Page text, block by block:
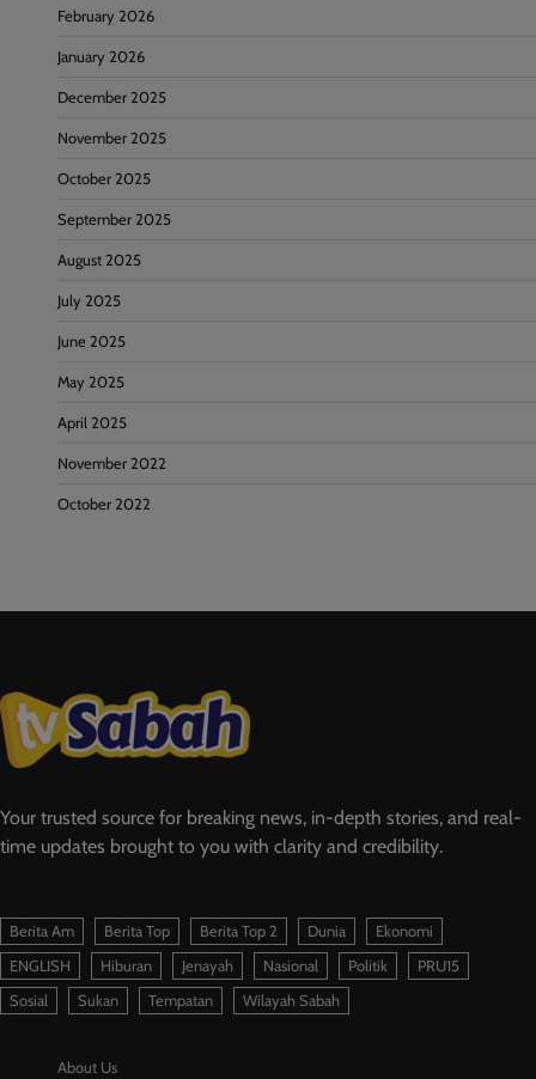
February 2026
January 2026
December 2025
November 2025
October 2025
September 2025
August 2025
July 2025
June 2025
May 2025
April 2025
November 2022
October 2022
Your trusted source for breaking news, in-depth stories, and real-
time updates brought to you with clarity and credibility.
Berita Am Berita Top Berita Top 2 Dunia
Ekonomi
ENGLISH
Hiburan Jenayah Nasional Politik
PRU15
Sosial
Sukan Tempatan Wilayah Sabah
About Us